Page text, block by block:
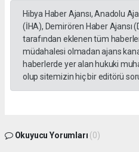
Hibya Haber Ajansı, Anadolu
(İHA), Demirören Haber Ajansı
tarafından eklenen tüm
müdahalesi olmadan ajans
haberlerde yer alan hukuki
olup sitemizin hiç bir editörü
Okuyucu Yorumları (0)